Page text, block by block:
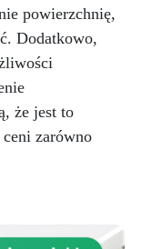
powierzchnię,
Dodatkowo,
że jest to
zarówno